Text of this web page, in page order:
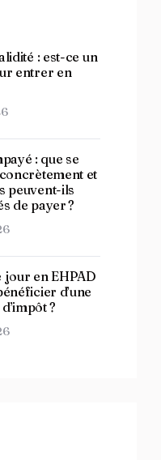
: est-ce un
entrer en
: que se
et
peuvent-ils
de payer ?
jour en EHPAD
d’une
?